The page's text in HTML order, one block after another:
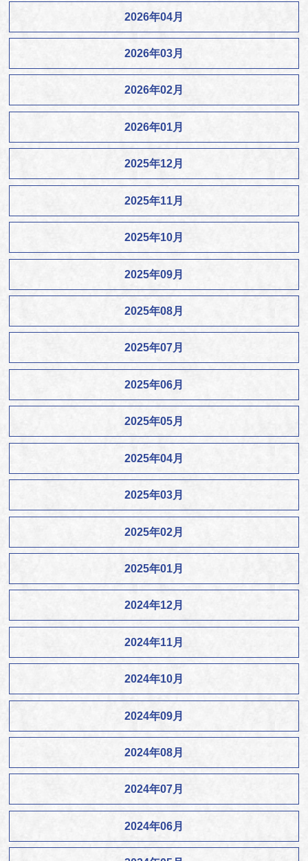
2026年04月
2026年03月
2026年02月
2026年01月
2025年12月
2025年11月
2025年10月
2025年09月
2025年08月
2025年07月
2025年06月
2025年05月
2025年04月
2025年03月
2025年02月
2025年01月
2024年12月
2024年11月
2024年10月
2024年09月
2024年08月
2024年07月
2024年06月